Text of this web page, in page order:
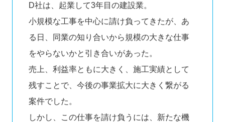
D社は、起業して3年目の建設業。
小規模な工事を中心に請け負ってきたが、あ
る日、同業の知り合いから規模の大きな仕事
をやらないかと引き合いがあった。
売上、利益率ともに大きく、施工実績として
残すことで、今後の事業拡大に大きく繋がる
案件でした。
しかし、この仕事を請け負うには、新たな機